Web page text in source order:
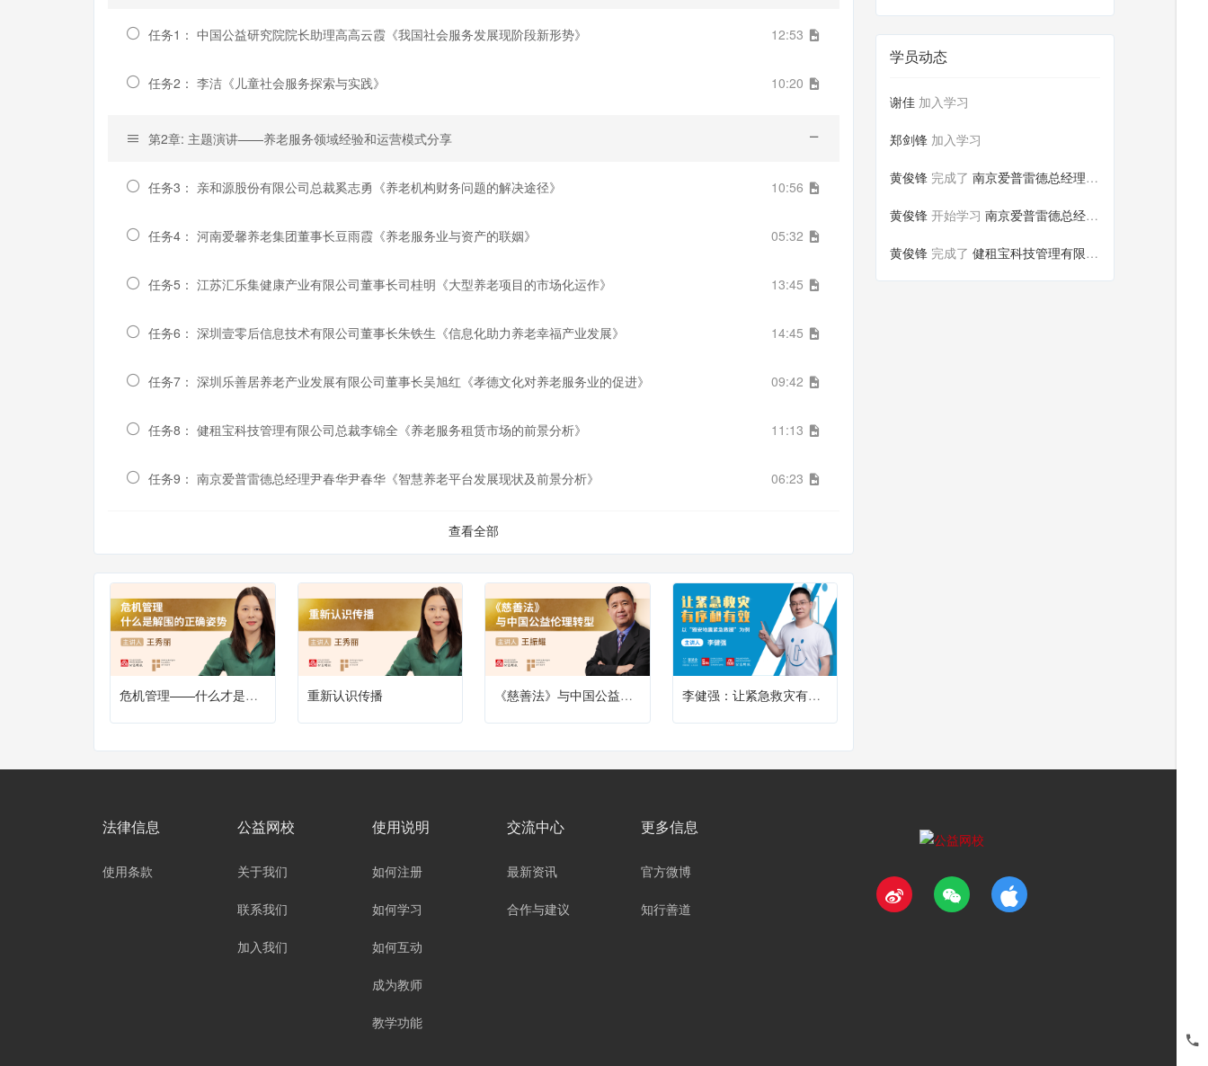
任务1： 中国公益研究院院长助理高高云霞《我国社会服务发展现阶段新形势》 12:53
任务2： 李洁《儿童社会服务探索与实践》 10:20
第2章: 主题演讲——养老服务领域经验和运营模式分享
任务3： 亲和源股份有限公司总裁奚志勇《养老机构财务问题的解决途径》 10:56
任务4： 河南爱馨养老集团董事长豆雨霞《养老服务业与资产的联姻》 05:32
任务5： 江苏汇乐集健康产业有限公司董事长司桂明《大型养老项目的市场化运作》 13:45
任务6： 深圳壹零后信息技术有限公司董事长朱铁生《信息化助力养老幸福产业发展》 14:45
任务7： 深圳乐善居养老产业发展有限公司董事长吴旭红《孝德文化对养老服务业的促进》 09:42
任务8： 健租宝科技管理有限公司总裁李锦全《养老服务租赁市场的前景分析》 11:13
任务9： 南京爱普雷德总经理尹春华尹春华《智慧养老平台发展现状及前景分析》 06:23
查看全部
危机管理——什么才是解围的正确姿势 重新认识传播 《慈善法》与中国公益伦理转型 李健强：让紧急救灾有序和有效 | 第二课
学员动态
谢佳 加入学习
郑剑锋 加入学习
黄俊锋 完成了 南京爱普雷德总经理尹春华尹春华...
黄俊锋 开始学习 南京爱普雷德总经理尹春华尹春华...
黄俊锋 完成了 健租宝科技管理有限公司总裁李锦...
法律信息
使用条款
公益网校
关于我们
联系我们
加入我们
使用说明
如何注册
如何学习
如何互动
成为教师
教学功能
交流中心
最新资讯
合作与建议
更多信息
官方微博
知行善道